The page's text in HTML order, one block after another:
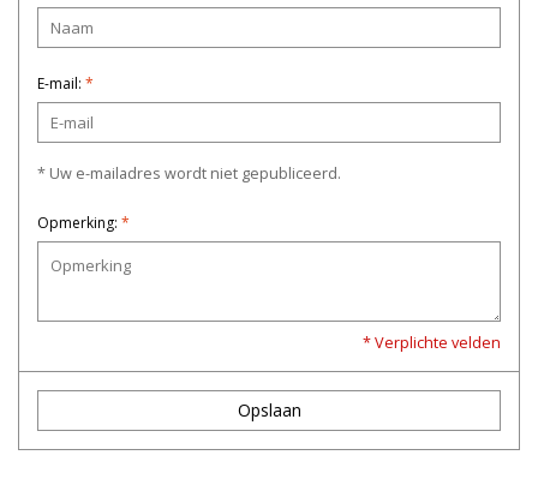
E-mail: *
* Uw e-mailadres wordt niet gepubliceerd.
Opmerking: *
* Verplichte velden
Opslaan